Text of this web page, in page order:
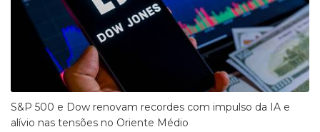
S&P 500 e Dow renovam recordes com impulso da IA e
alívio nas tensões no Oriente Médio